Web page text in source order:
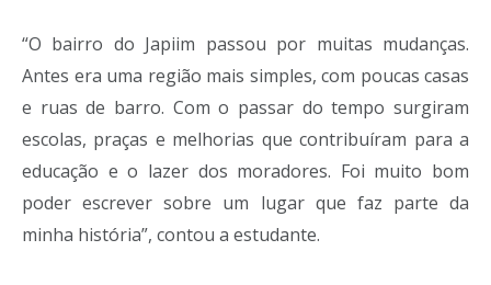
“O bairro do Japiim passou por muitas mudanças.
Antes era uma região mais simples, com poucas casas
e ruas de barro. Com o passar do tempo surgiram
escolas, praças e melhorias que contribuíram para a
educação e o lazer dos moradores. Foi muito bom
poder escrever sobre um lugar que faz parte da
minha história”, contou a estudante.